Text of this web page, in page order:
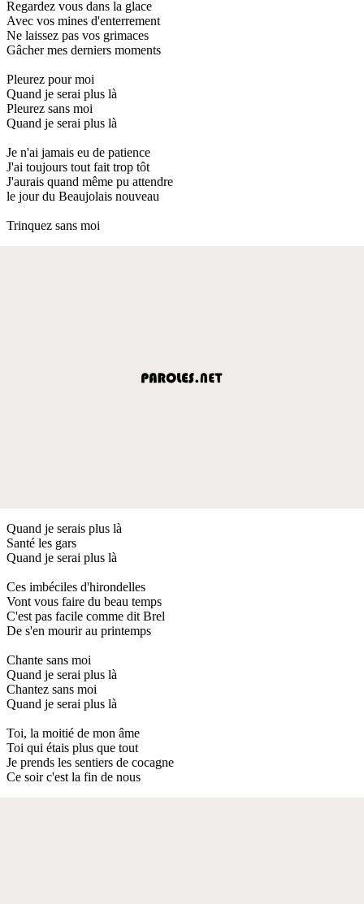
Regardez vous dans la glace
Avec vos mines d'enterrement
Ne laissez pas vos grimaces
Gâcher mes derniers moments
Pleurez pour moi
Quand je serai plus là
Pleurez sans moi
Quand je serai plus là
Je n'ai jamais eu de patience
J'ai toujours tout fait trop tôt
J'aurais quand même pu attendre
le jour du Beaujolais nouveau
Trinquez sans moi
Quand je serais plus là
Santé les gars
Quand je serai plus là
Ces imbéciles d'hirondelles
Vont vous faire du beau temps
C'est pas facile comme dit Brel
De s'en mourir au printemps
Chante sans moi
Quand je serai plus là
Chantez sans moi
Quand je serai plus là
Toi, la moitié de mon âme
Toi qui étais plus que tout
Je prends les sentiers de cocagne
Ce soir c'est la fin de nous